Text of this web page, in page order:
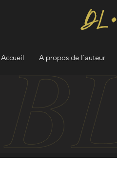
DL·
Accueil A propos de l’auteur